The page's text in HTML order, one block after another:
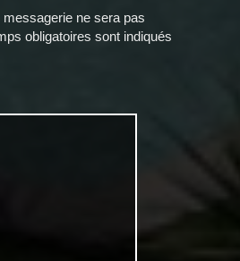
ne sera pas
obligatoires sont indiqués